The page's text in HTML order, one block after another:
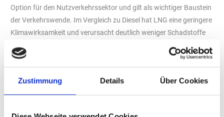
Zustimmung Details Über Cookies
Option für den Nutzverkehrssektor und gilt als wichtiger Baustein
der Verkehrswende. Im Vergleich zu Diesel hat LNG eine geringere
Klimawirksamkeit und verursacht deutlich weniger Schadstoffe
wie Stick- und Schwefeloxide oder Feinstaub. Der oberirdisch
aufgebaute Tank und damit auch die komplett sichtbare Technik
während einer Probebetankung ermöglichte es den Gästen, bei
der Veranstaltung einen Einblick in die Funktionsweise der LNG-
Tankstelle erhalten und die Vorteile dieser Kraftstoffalternative im